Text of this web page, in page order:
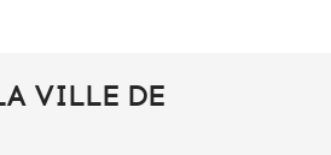
VILLE DE